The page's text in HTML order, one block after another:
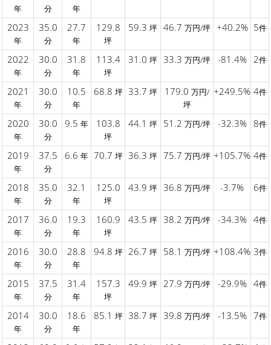
年 分 年
2023
年
35.0
分
27.7
年
129.8
坪
59.3 坪 46.7 万円/坪 +40.2% 5件
2022
年
30.0
分
31.8
年
113.4
坪
31.0 坪 33.3 万円/坪 -81.4% 2件
2021
年
30.0
分
10.5
年
68.8 坪 33.7 坪 179.0 万円/
坪
+249.5% 4件
2020
年
30.0
分
9.5 年 103.8
坪
44.1 坪 51.2 万円/坪 -32.3% 8件
2019
年
37.5
分
6.6 年 70.7 坪 36.3 坪 75.7 万円/坪 +105.7% 4件
2018
年
35.0
分
32.1
年
125.0
坪
43.9 坪 36.8 万円/坪 -3.7% 6件
2017
年
36.0
分
19.3
年
160.9
坪
43.5 坪 38.2 万円/坪 -34.3% 4件
2016
年
30.0
分
28.8
年
94.8 坪 26.7 坪 58.1 万円/坪 +108.4% 3件
2015
年
37.5
分
31.4
年
157.3
坪
49.9 坪 27.9 万円/坪 -29.9% 4件
2014
年
30.0
分
18.6
年
85.1 坪 38.7 坪 39.8 万円/坪 -13.5% 7件